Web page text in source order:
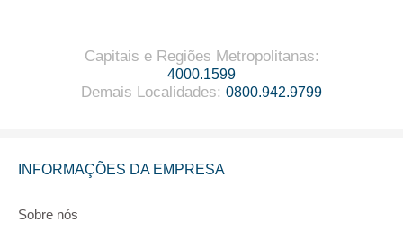
Capitais e Regiões Metropolitanas:
4000.1599
Demais Localidades: 0800.942.9799
INFORMAÇÕES DA EMPRESA
Sobre nós